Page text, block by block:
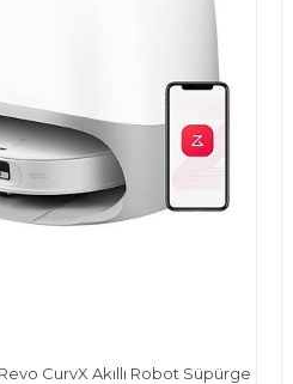
CurvX Akıllı Robot Süpürge